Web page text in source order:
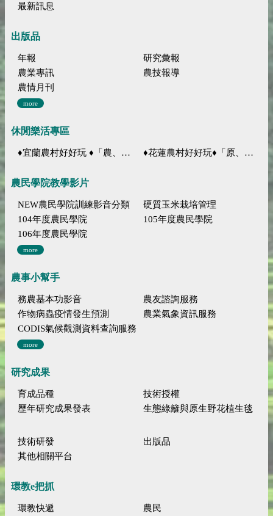
最新訊息
出版品
年報
研究彙報
農業專訊
農技報導
農情月刊
more
休閒樂活專區
♦宜蘭農村好好玩 ♦「農、藝、山、水」四條遊程推薦 ♦花蓮農村好好玩♦「原、生、慢、活」四條遊程推薦
農民學院教學影片
NEW農民學院訓練影音分類
硬質玉米栽培管理
104年度農民學院
105年度農民學院
106年度農民學院
more
農事小幫手
務農基本功影音
農友諮詢服務
作物病蟲疫情發生預測
農業氣象資訊服務
CODIS氣候觀測資料查詢服務
more
研究成果
育成品種
技術授權
歷年研究成果發表
生態綠籬與原生野花植生毯
技術研發
出版品
其他相關平台
環教e把抓
環教快遞 農民